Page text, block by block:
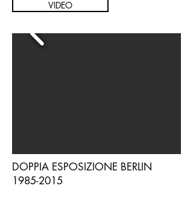
VIDEO
DOPPIA ESPOSIZIONE BERLIN
1985-2015